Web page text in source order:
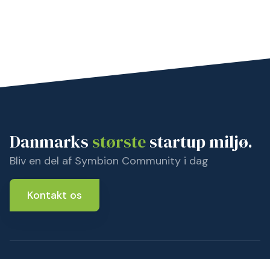
Danmarks størstestartup miljø.
Bliv en del af Symbion Community i dag
Kontakt os